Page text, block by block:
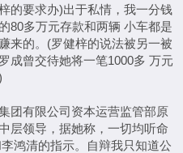
的要求办)出于私情，我一分钱
80多万元存款和两辆 小车都是
来的。(罗健梓的说法被另一被
成曾交待她将一笔1000多 万元
有限公司资本运营监管部原
层领导，据她称，一切均听命
鸿清的指示。自辩我只知道公